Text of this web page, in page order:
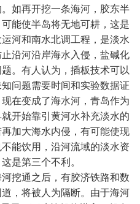
如再开挖一条海河，胶东半
能使半岛将无地可耕，这是
河和南水北调工程，是淡水
沿河沿岸海水入侵，盐碱化
。有人认为，插板技术可以
问题需要时间和实验数据证
在变成了海水河，青岛作为
开始靠引黄河水补充淡水的
加大海水内侵，有可能使现
能饮用，沿河流域的淡水资
是第三个不利。
挖通之后，有胶济铁路和数
，将被人为隔断。由于海河